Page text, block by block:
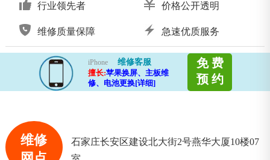
行业领先者 价格公开透明
维修质量保障 急速优质服务
iPhone
维修客服
擅长:苹果换屏、主板维
修、电池更换[详细]
免 费
预 约
维修
石家庄长安区建设北大街2号燕华大厦10楼07